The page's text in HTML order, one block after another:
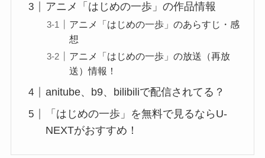
アニメ「はじめの一歩」の作品情報
アニメ「はじめの一歩」のあらすじ・感
想
アニメ「はじめの一歩」の放送（再放
送）情報！
anitube、b9、bilibiliで配信されてる？
「はじめの一歩」を無料で見るならU-
NEXTがおすすめ！